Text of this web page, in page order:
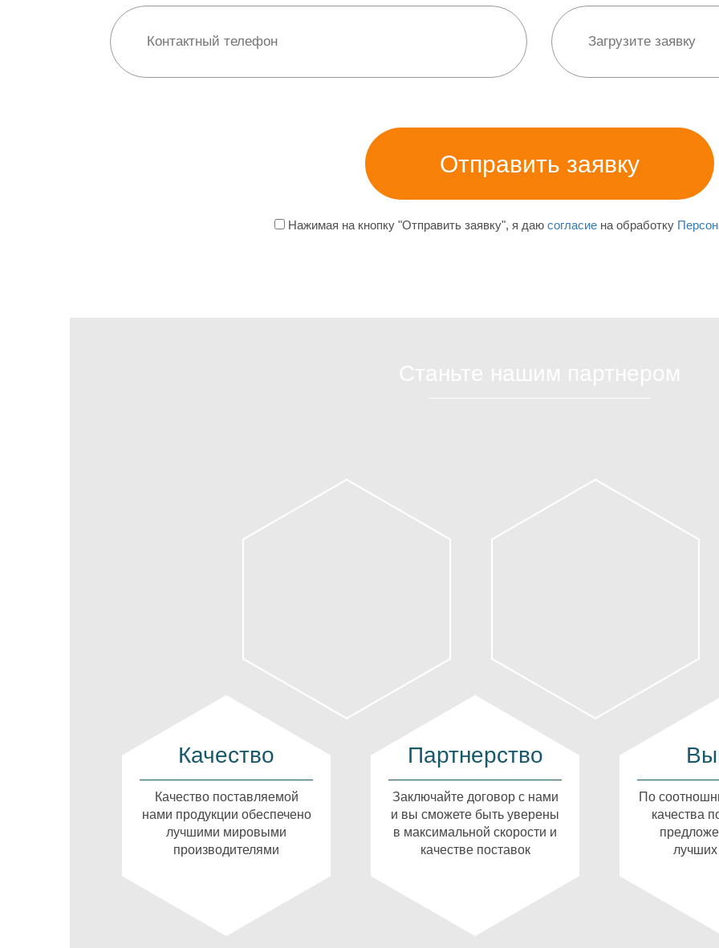
Нажимая на кнопку "Отправить заявку", я даю согласиена обработку
Качество
Качество поставляемой
нами продукции обеспечено
лучшими мировыми
производителями
Партнерство
Заключайте договор с нами
и вы сможете быть уверены
в максимальной скорости и
качестве поставок
По
качества